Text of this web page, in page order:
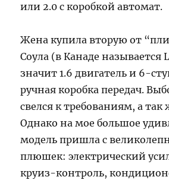
или 2.0 с коробкой автомат.
Жена купила вторую от
Соула (в Канаде называется
значит 1.6 двигатель и 6-
ручная коробка передач.
свелся к требованиям, а так
Однако на мое большое
модель пришла с
плюшек: электрический
круиз-контроль,